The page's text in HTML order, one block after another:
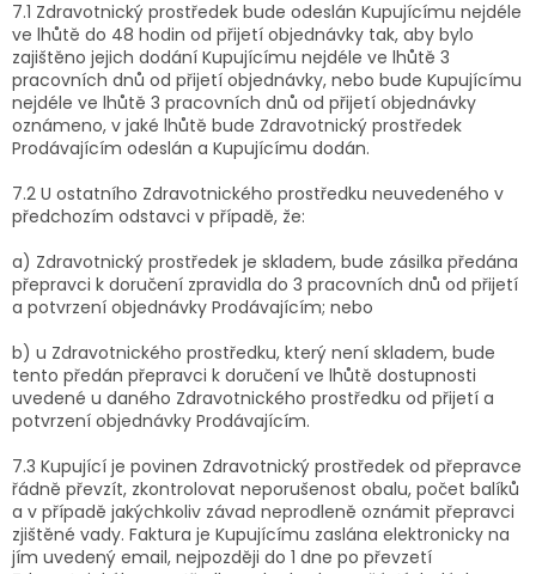
7.1 Zdravotnický prostředek bude odeslán Kupujícímu nejdéle
ve lhůtě do 48 hodin od přijetí objednávky tak, aby bylo
zajištěno jejich dodání Kupujícímu nejdéle ve lhůtě 3
pracovních dnů od přijetí objednávky, nebo bude Kupujícímu
nejdéle ve lhůtě 3 pracovních dnů od přijetí objednávky
oznámeno, v jaké lhůtě bude Zdravotnický prostředek
Prodávajícím odeslán a Kupujícímu dodán.
7.2 U ostatního Zdravotnického prostředku neuvedeného v
předchozím odstavci v případě, že:
a) Zdravotnický prostředek je skladem, bude zásilka předána
přepravci k doručení zpravidla do 3 pracovních dnů od přijetí
a potvrzení objednávky Prodávajícím; nebo
b) u Zdravotnického prostředku, který není skladem, bude
tento předán přepravci k doručení ve lhůtě dostupnosti
uvedené u daného Zdravotnického prostředku od přijetí a
potvrzení objednávky Prodávajícím.
7.3 Kupující je povinen Zdravotnický prostředek od přepravce
řádně převzít, zkontrolovat neporušenost obalu, počet balíků
a v případě jakýchkoliv závad neprodleně oznámit přepravci
zjištěné vady. Faktura je Kupujícímu zaslána elektronicky na
jím uvedený email, nejpozději do 1 dne po převzetí